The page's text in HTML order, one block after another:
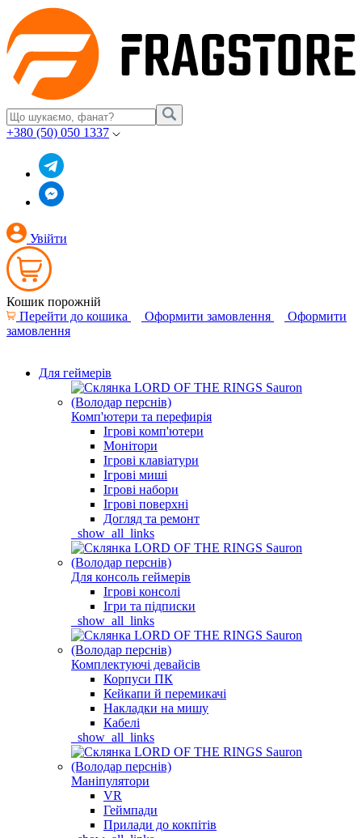
+380 (50) 050 1337
Увійти
Кошик порожній
Перейти до кошика
Оформити замовлення
Оформити
замовлення
Для геймерів
Комп'ютери та перефирія
Ігрові комп'ютери
Монітори
Ігрові клавіатури
Ігрові миші
Ігрові набори
Ігрові поверхні
Догляд та ремонт
_show_all_links
Для консоль геймерів
Ігрові консолі
Ігри та підписки
_show_all_links
Комплектуючі девайсів
Корпуси ПК
Кейкапи й перемикачі
Накладки на мишу
Кабелі
_show_all_links
Маніпулятори
VR
Геймпади
Прилади до кокпітів